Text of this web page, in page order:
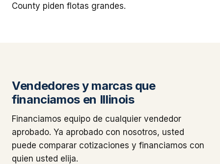
County piden flotas grandes.
Vendedores y marcas que
financiamos en Illinois
Financiamos equipo de cualquier vendedor
aprobado. Ya aprobado con nosotros, usted
puede comparar cotizaciones y financiamos con
quien usted elija.